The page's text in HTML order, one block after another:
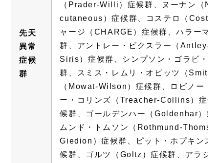
先天
異常
症候
群
（Prader-Willi）症候群、ヌーナン（
cutaneous）症候群、コステロ（
ャージ（CHARGE）症候群、ハラーマ
群、アントレー・ビクスラー（Antley-
Siris）症候群、シンプソン・ゴラビ・
群、スミス・レムリ・オピッツ（
（Mowat-Wilson）症候群、ロビノー
ー・コリンズ（Treacher-Collins）症
候群、ゴールデンハー（Goldenhar）
ムンド・トムソン（Rothmund-
Giedion）症候群、ピット・ホプキン
候群、ゴルツ（Goltz）症候群、アラジ